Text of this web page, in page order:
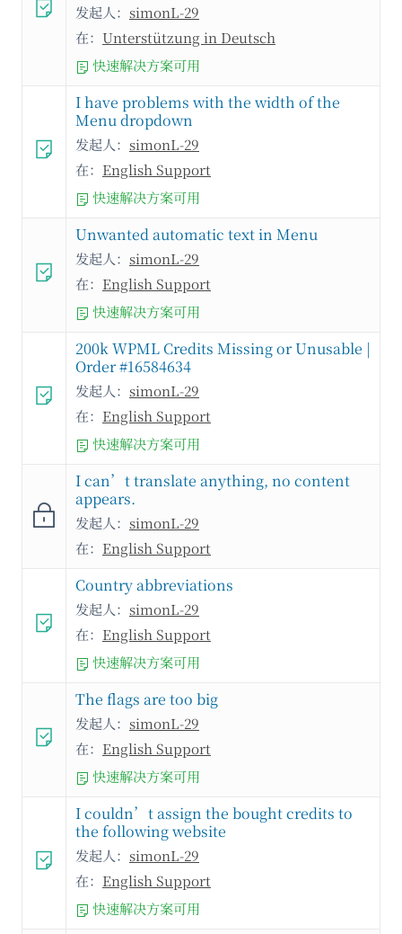
发起人： simonL-29
在： Unterstützung in Deutsch
快速解决方案可用
I have problems with the width of the
Menu dropdown
发起人： simonL-29
在： English Support
快速解决方案可用
Unwanted automatic text in Menu
发起人： simonL-29
在： English Support
快速解决方案可用
200k WPML Credits Missing or Unusable |
Order #16584634
发起人： simonL-29
在： English Support
快速解决方案可用
I can’t translate anything, no content
appears.
发起人： simonL-29
在： English Support
Country abbreviations
发起人： simonL-29
在： English Support
快速解决方案可用
The flags are too big
发起人： simonL-29
在： English Support
快速解决方案可用
I couldn’t assign the bought credits to
the following website
发起人： simonL-29
在： English Support
快速解决方案可用